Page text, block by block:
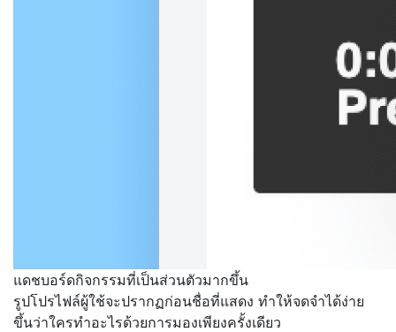
แดชบอร์ดกิจกรรมที่เป็นส่วนตัวมากขึ้น
รูปโปรไฟล์ผู้ใช้จะปรากฏก่อนชื่อที่แสดง ทำให้จดจำได้ง่าย
ขึ้นว่าใครทำอะไรด้วยการมองเพียงครั้งเดียว